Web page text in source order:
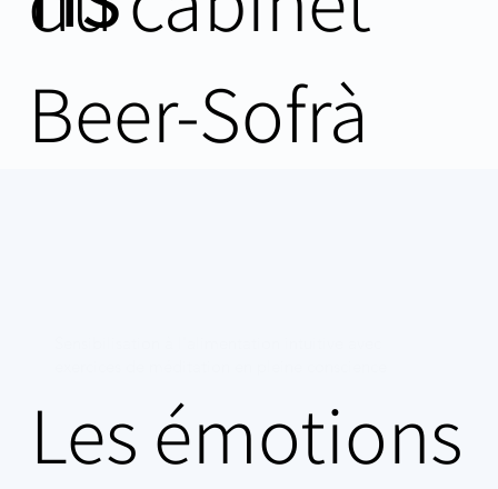
Beer-Sofrà
Les émotions